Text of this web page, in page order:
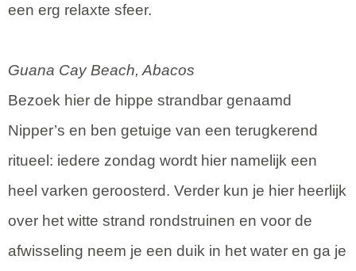
een erg relaxte sfeer.
Guana Cay Beach, Abacos
Bezoek hier de hippe strandbar genaamd
Nipper’s en ben getuige van een terugkerend
ritueel: iedere zondag wordt hier namelijk een
heel varken geroosterd. Verder kun je hier heerlijk
over het witte strand rondstruinen en voor de
afwisseling neem je een duik in het water en ga je